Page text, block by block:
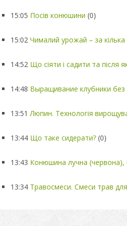
15:05 Посів конюшини (0)
15:02 Чималий урожай – за кілька
14:52 Що сіяти і садити та після
14:48 Выращивание клубники без
13:51 Люпин. Технологія
13:44 Що таке сидерати? (0)
13:43 Конюшина лучна (червона),
13:34 Травосмеси. Смеси трав